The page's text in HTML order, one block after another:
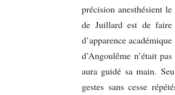
précision anesthésient
de Juillard est de
d’apparence
d’Angoulême n’était
aura guidé sa main.
gestes sans cesse